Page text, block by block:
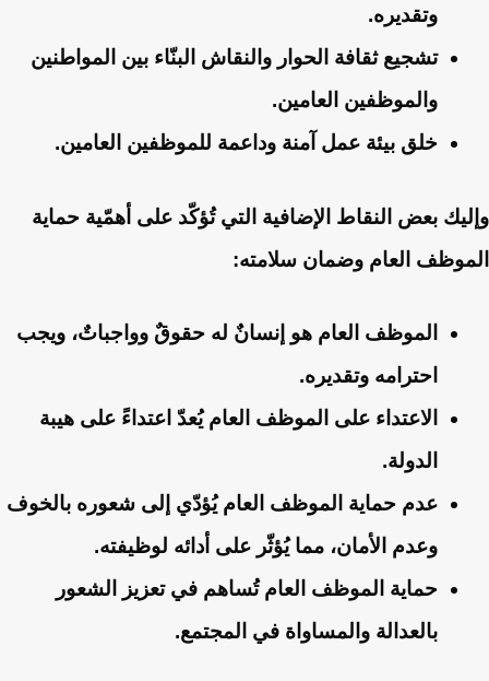
وتقديره.
تشجيع ثقافة الحوار والنقاش البنّاء بين المواطنين
والموظفين العامين.
خلق بيئة عمل آمنة وداعمة للموظفين العامين.
وإليك بعض النقاط الإضافية التي تُؤكّد على أهمّية حماية
الموظف العام وضمان سلامته:
الموظف العام هو إنسانٌ له حقوقٌ وواجباتٌ، ويجب
احترامه وتقديره.
الاعتداء على الموظف العام يُعدّ اعتداءً على هيبة
الدولة.
عدم حماية الموظف العام يُؤدّي إلى شعوره بالخوف
وعدم الأمان، مما يُؤثّر على أدائه لوظيفته.
حماية الموظف العام تُساهم في تعزيز الشعور
بالعدالة والمساواة في المجتمع.